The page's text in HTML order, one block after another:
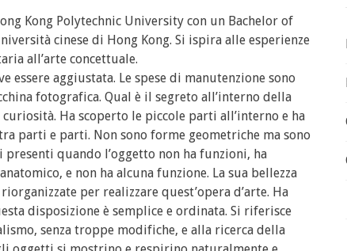
Kong Polytechnic University con un Bachelor of
cinese di Hong Kong. Si ispira alle esperienze
all’arte concettuale.
essere aggiustata. Le spese di manutenzione sono
fotografica. Qual è il segreto all’interno della
Ha scoperto le piccole parti all’interno e ha
parti e parti. Non sono forme geometriche ma sono
quando l’oggetto non ha funzioni, ha
e non ha alcuna funzione. La sua bellezza
per realizzare quest’opera d’arte. Ha
disposizione è semplice e ordinata. Si riferisce
senza troppe modifiche, e alla ricerca della